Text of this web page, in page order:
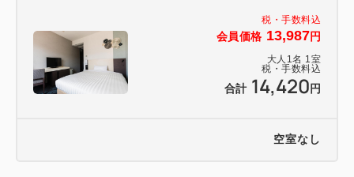
【シングル2名利用】のお部屋でお申込みのお客様
はホテルまでご連絡をお願いいたします。
未就学児の場合は無料、小学生以上の場合は大人と
事前にご連絡をいただくか、チェックインの際にお
税・手数料込
会員価格 13,987円
大人 1 名 1 室
税・手数料込
合計 14,420 円
空室なし